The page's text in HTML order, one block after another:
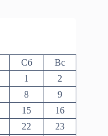
Сб
Вс
1
2
8
9
15
16
22
23